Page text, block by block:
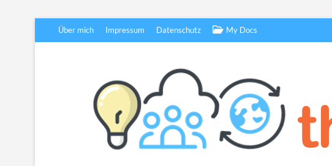
Über mich Impressum Datenschutz My Docs